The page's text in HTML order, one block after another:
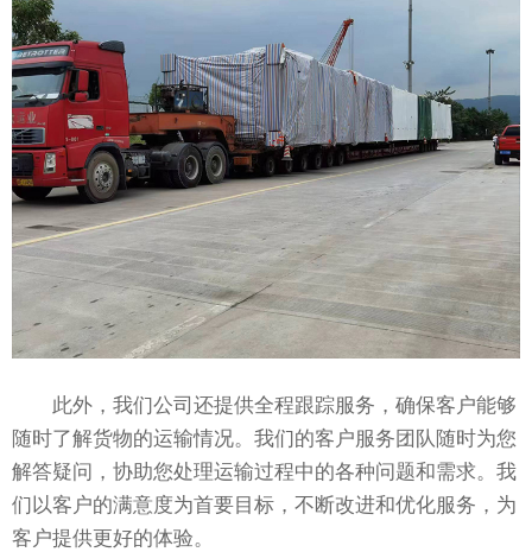
此外，我们公司还提供全程跟踪服务，确保客户能够
随时了解货物的运输情况。我们的客户服务团队随时为您
解答疑问，协助您处理运输过程中的各种问题和需求。我
们以客户的满意度为首要目标，不断改进和优化服务，为
客户提供更好的体验。